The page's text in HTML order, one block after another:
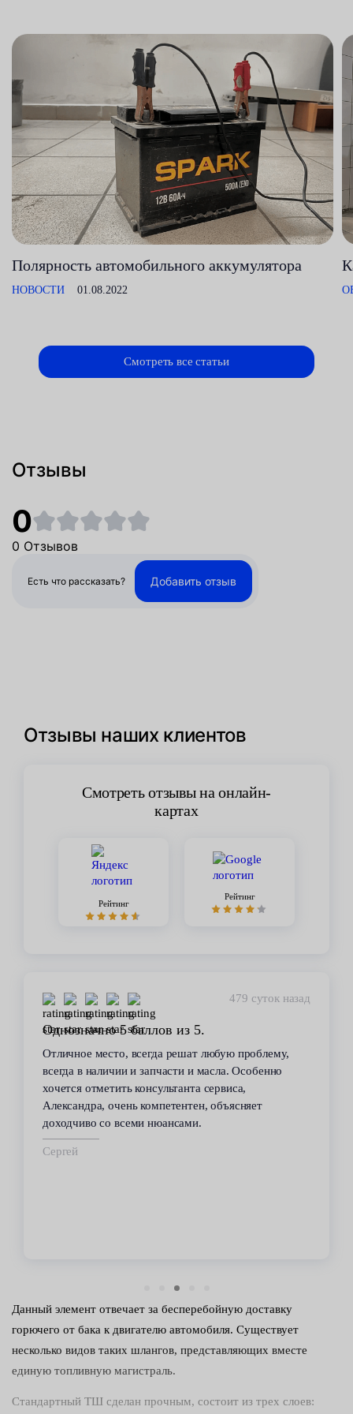
Полярность автомобильного аккумулятора
НОВОСТИ 01.08.2022
Смотреть все статьи
Отзывы
0
0 Отзывов
Есть что рассказать? Добавить отзыв
Отзывы наших клиентов
Смотреть отзывы на онлайн-
картах
Рейтинг
Рейтинг
479 суток назад
Однозначно 5 баллов из 5.
Отличное место, всегда решат любую проблему,
всегда в наличии и запчасти и масла. Особенно
хочется отметить консультанта сервиса,
Александра, очень компетентен, объясняет
доходчиво со всеми нюансами.
Сергей
Данный элемент отвечает за бесперебойную доставку
горючего от бака к двигателю автомобиля. Существует
несколько видов таких шлангов, представляющих вместе
единую топливную магистраль.
Стандартный ТШ сделан прочным, состоит из трех слоев: